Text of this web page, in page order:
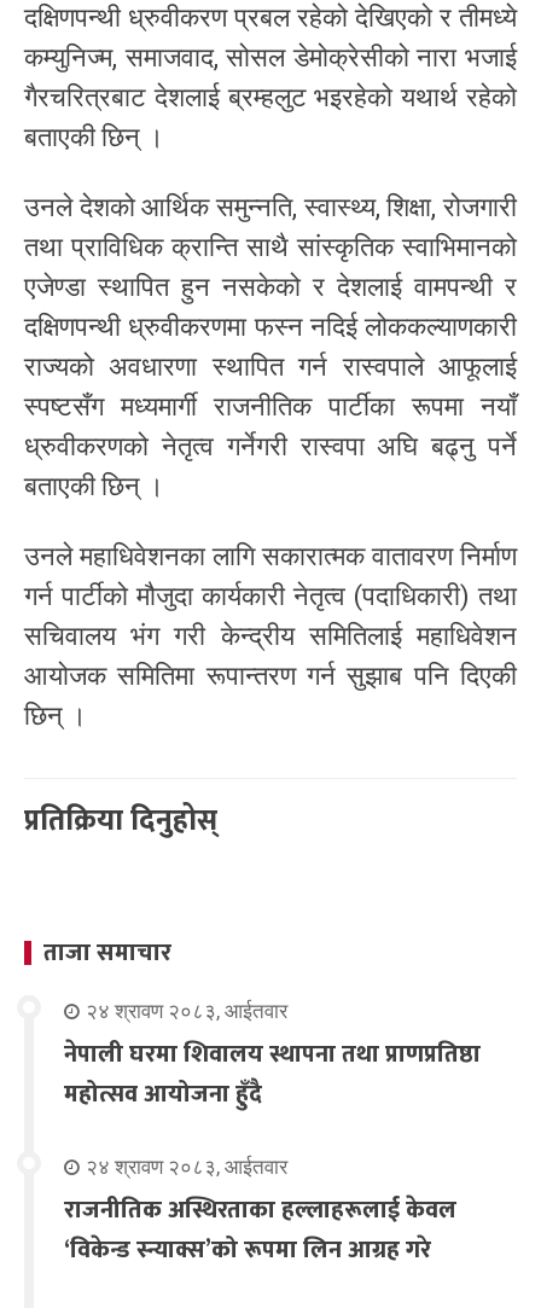
दक्षिणपन्थी ध्रुवीकरण प्रबल रहेको देखिएको र तीमध्ये
कम्युनिज्म, समाजवाद, सोसल डेमोक्रेसीको नारा भजाई
गैरचरित्रबाट देशलाई ब्रम्हलुट भइरहेको यथार्थ रहेको
बताएकी छिन् ।
उनले देशको आर्थिक समुन्नति, स्वास्थ्य, शिक्षा, रोजगारी
तथा प्राविधिक क्रान्ति साथै सांस्कृतिक स्वाभिमानको
एजेण्डा स्थापित हुन नसकेको र देशलाई वामपन्थी र
दक्षिणपन्थी ध्रुवीकरणमा फस्न नदिई लोककल्याणकारी
राज्यको अवधारणा स्थापित गर्न रास्वपाले आफूलाई
स्पष्टसँग मध्यमार्गी राजनीतिक पार्टीका रूपमा नयाँ
ध्रुवीकरणको नेतृत्व गर्नेगरी रास्वपा अघि बढ्नु पर्ने
बताएकी छिन् ।
उनले महाधिवेशनका लागि सकारात्मक वातावरण निर्माण
गर्न पार्टीको मौजुदा कार्यकारी नेतृत्व (पदाधिकारी) तथा
सचिवालय भंग गरी केन्द्रीय समितिलाई महाधिवेशन
आयोजक समितिमा रूपान्तरण गर्न सुझाब पनि दिएकी
छिन् ।
प्रतिक्रिया दिनुहोस्
ताजा समाचार
२४ श्रावण २०८३, आईतवार
नेपाली घरमा शिवालय स्थापना तथा प्राणप्रतिष्ठा
महोत्सव आयोजना हुँदै
२४ श्रावण २०८३, आईतवार
राजनीतिक अस्थिरताका हल्लाहरूलाई केवल
‘विकेन्ड स्न्याक्स’को रूपमा लिन आग्रह गरे